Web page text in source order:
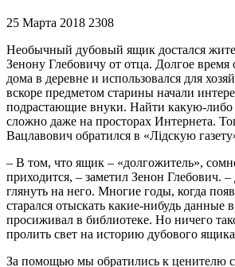
25 Марта 2018 2308
Необычный дубовый ящик достался
Зенону Глебовичу от отца. Долгое время
дома в деревне и использовался для
вскоре предметом старины начали
подрастающие внуки. Найти какую-
сложно даже на просторах Интернета.
Вацлавович обратился в «Лідскую
– В том, что ящик – «долгожитель»,
приходится, – заметил Зенон Глебович. –
глянуть на него. Многие годы, когда
старался отыскать какие-нибудь данные
просиживал в библиотеке. Но ничего
пролить свет на историю дубового
За помощью мы обратились к ценителю